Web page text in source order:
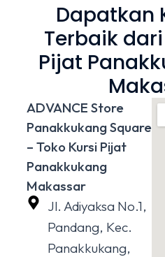
Dapatkan
Terbaik
Pijat
ADVANCE Store
Panakkukang Square
– Toko Kursi Pijat
Panakkukang
Makassar
Jl. Adiyaksa No.1,
Pandang, Kec.
Panakkukang,